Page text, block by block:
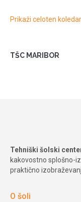
Prikaži celoten koledar…
TŠC MARIBOR
Tehniški šolski
kakovostno splošno-
praktično
O šoli